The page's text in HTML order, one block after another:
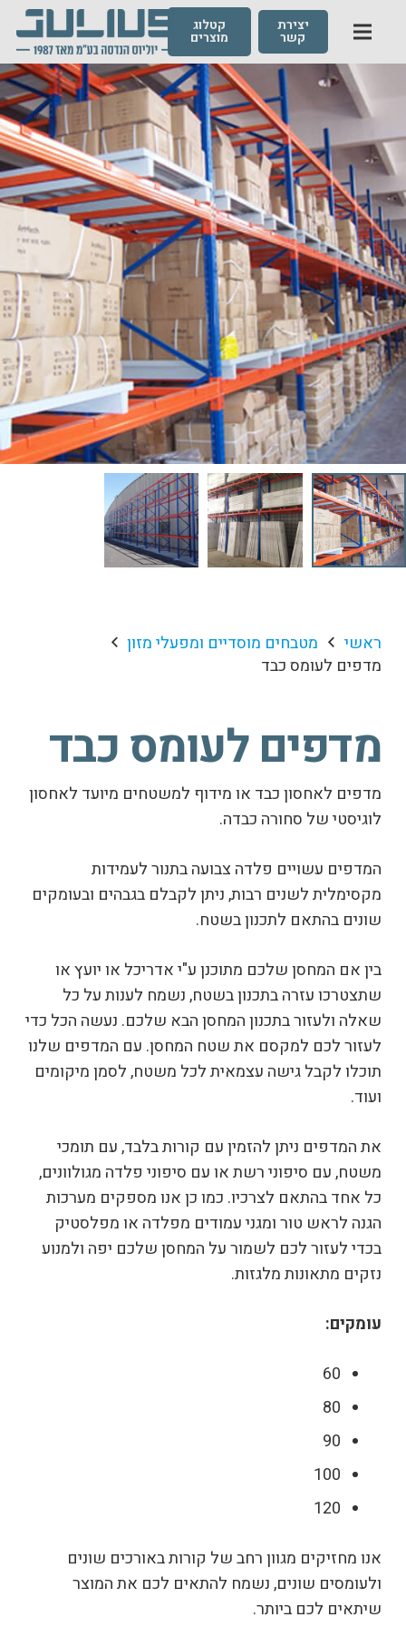
יצירת
קשר
קטלוג
מוצרים
ראשי
מטבחים מוסדיים ומפעלי מזון
מדפים לעומס כבד
מדפים לעומס כבד
מדפים לאחסון כבד או מידוף למשטחים מיועד לאחסון
לוגיסטי של סחורה כבדה.
המדפים עשויים פלדה צבועה בתנור לעמידות
מקסימלית לשנים רבות, ניתן לקבלם בגבהים ובעומקים
שונים בהתאם לתכנון בשטח.
בין אם המחסן שלכם מתוכנן ע"י אדריכל או יועץ או
שתצטרכו עזרה בתכנון בשטח, נשמח לענות על כל
שאלה ולעזור בתכנון המחסן הבא שלכם. נעשה הכל כדי
לעזור לכם למקסם את שטח המחסן. עם המדפים שלנו
תוכלו לקבל גישה עצמאית לכל משטח, לסמן מיקומים
ועוד.
את המדפים ניתן להזמין עם קורות בלבד, עם תומכי
משטח, עם סיפוני רשת או עם סיפוני פלדה מגולוונים,
כל אחד בהתאם לצרכיו. כמו כן אנו מספקים מערכות
הגנה לראש טור ומגני עמודים מפלדה או מפלסטיק
בכדי לעזור לכם לשמור על המחסן שלכם יפה ולמנוע
נזקים מתאונות מלגזות.
עומקים:
60
80
90
100
120
אנו מחזיקים מגוון רחב של קורות באורכים שונים
ולעומסים שונים, נשמח להתאים לכם את המוצר
שיתאים לכם ביותר.